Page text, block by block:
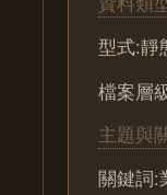
型式:靜
檔案層
主題與
關鍵詞: